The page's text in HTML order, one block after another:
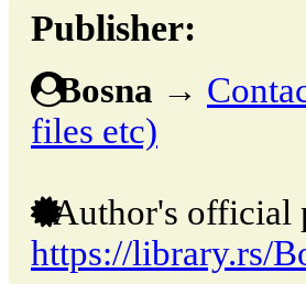
Publisher:
Bosna →
files etc)
Author's official
https://library.rs/